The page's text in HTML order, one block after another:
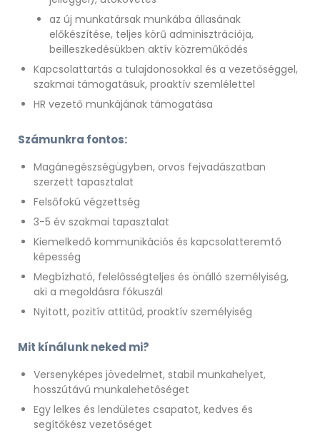
az új munkatársak munkába állasának
előkészítése, teljes körű adminisztrációja,
beilleszkedésükben aktív közreműködés
Kapcsolattartás a tulajdonosokkal és a vezetőséggel,
szakmai támogatásuk, proaktív szemlélettel
HR vezető munkájának támogatása
Számunkra fontos:
Magánegészségügyben, orvos fejvadászatban
szerzett tapasztalat
Felsőfokú végzettség
3-5 év szakmai tapasztalat
Kiemelkedő kommunikációs és kapcsolatteremtő
képesség
Megbízható, felelősségteljes és önálló személyiség,
aki a megoldásra fókuszál
Nyitott, pozitív attitűd, proaktív személyiség
Mit kínálunk neked mi?
Versenyképes jövedelmet, stabil munkahelyet,
hosszútávú munkalehetőséget
Egy lelkes és lendületes csapatot, kedves és
segítőkész vezetőséget